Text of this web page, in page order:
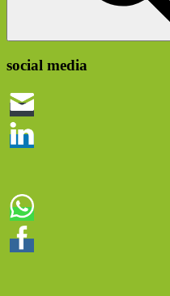
Suchen
social media